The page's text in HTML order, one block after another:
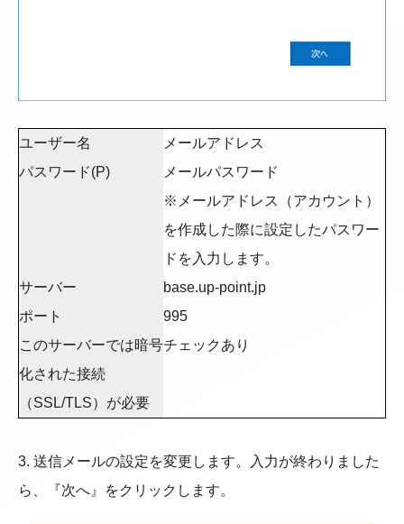
ユーザー名
メールアドレス
パスワード(P)
メールパスワード
※メールアドレス（アカウント）
を作成した際に設定したパスワー
ドを入力します。
サーバー
base.up-point.jp
ポート
995
このサーバーでは暗号
化された接続
（SSL/TLS）が必要
チェックあり
3. 送信メールの設定を変更します。入力が終わりました
ら、『次へ』をクリックします。